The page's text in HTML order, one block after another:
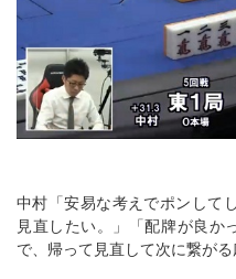
中村「安易な考えでポンして
見直したい。」「配牌が良か
で、帰って見直して次に繋がる